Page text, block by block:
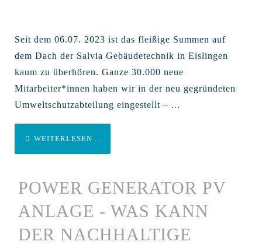
Seit dem 06.07. 2023 ist das fleißige Summen auf
dem Dach der Salvia Gebäudetechnik in Eislingen
kaum zu überhören. Ganze 30.000 neue
Mitarbeiter*innen haben wir in der neu gegründeten
Umweltschutzabteilung eingestellt – ...
WEITERLESEN ...
POWER GENERATOR PV
ANLAGE - WAS KANN
DER NACHHALTIGE